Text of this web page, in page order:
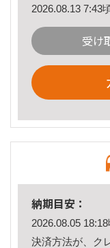
2026.08.13 7:43
受け
納期目安：
2026.08.05
決済方法が、ク